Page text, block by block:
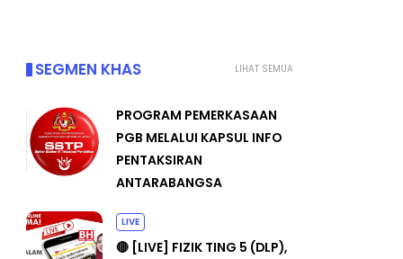
LIHAT SEMUA
SEGMEN KHAS
PROGRAM PEMERKASAAN
PGB MELALUI KAPSUL INFO
PENTAKSIRAN
ANTARABANGSA
LIVE
🔴 [LIVE] FIZIK TING 5 (DLP),